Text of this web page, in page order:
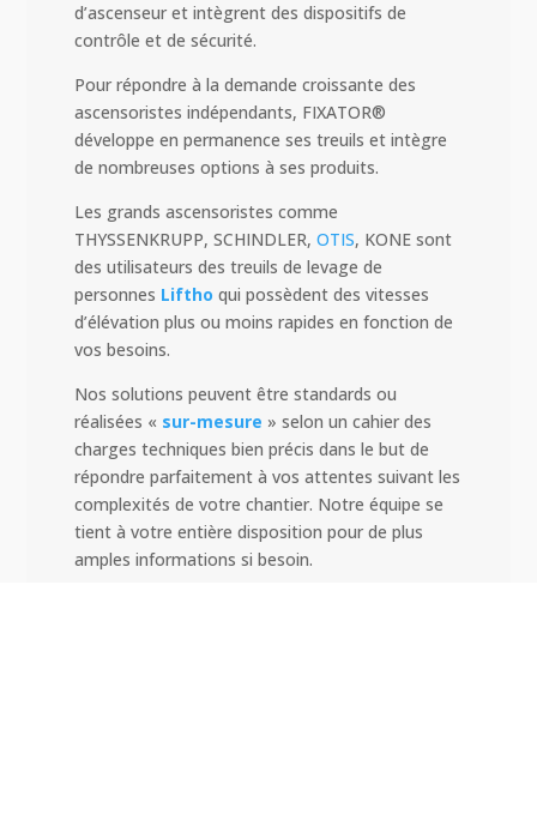
d’ascenseur et intègrent des dispositifs de
contrôle et de sécurité.
Pour répondre à la demande croissante des
ascensoristes indépendants, FIXATOR®
développe en permanence ses treuils et intègre
de nombreuses options à ses produits.
Les grands ascensoristes comme
THYSSENKRUPP, SCHINDLER, OTIS, KONE sont
des utilisateurs des treuils de levage de
personnes Liftho qui possèdent des vitesses
d’élévation plus ou moins rapides en fonction de
vos besoins.
Nos solutions peuvent être standards ou
réalisées « sur-mesure » selon un cahier des
charges techniques bien précis dans le but de
répondre parfaitement à vos attentes suivant les
complexités de votre chantier. Notre équipe se
tient à votre entière disposition pour de plus
amples informations si besoin.